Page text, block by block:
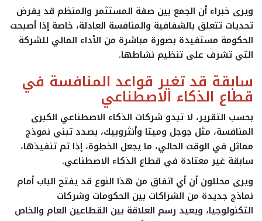
ويرى خبراء أن الجمع بين صفة المستثمر والمنظم قد يفرض
تحديات تتعلق بالشفافية والمنافسة العادلة، خاصة إذا أصبحت
الحكومة مستفيدة بصورة مباشرة من الأداء المالي للشركة
التي تشرف على تنظيم نشاطها.
سابقة قد تغير قواعد المنافسة في
قطاع الذكاء الاصطناعي
بحسب التقرير، لا تبدو شركات الذكاء الاصطناعي الكبرى
المنافسة، مثل جوجل وميتا وأنثروبيك، بصدد تبني نموذج
مماثل في الوقت الحالي، ما يجعل الخطوة، إذا تم تنفيذها،
سابقة غير معتادة في قطاع الذكاء الاصطناعي.
ويرى محللون أن أي اتفاق من هذا النوع قد يفتح الباب أمام
نماذج جديدة من الشراكات بين الحكومات وشركات
التكنولوجيا، ويعيد رسم العلاقة بين القطاعين العام والخاص